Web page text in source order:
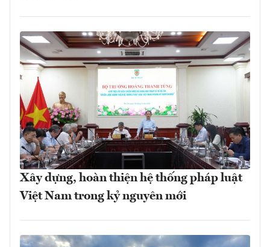
Xây dựng, hoàn thiện hệ thống pháp luật
Việt Nam trong kỷ nguyên mới